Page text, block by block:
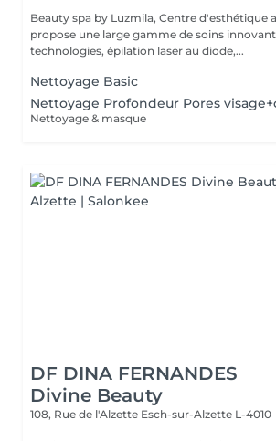
Beauty spa by Luzmila, Centre d'esthétique
propose une large gamme de soins
technologies, épilation laser au diode,...
Nettoyage Basic
Nettoyage Profondeur Pores
Nettoyage & masque
DF DINA FERNANDES
Divine Beauty
108, Rue de l'Alzette Esch-sur-Alzette L-4010